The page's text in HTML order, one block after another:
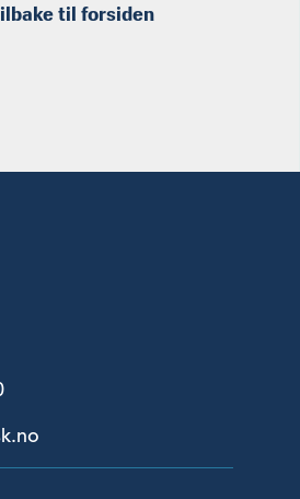
til forsiden